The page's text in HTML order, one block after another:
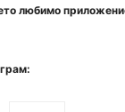
любимо